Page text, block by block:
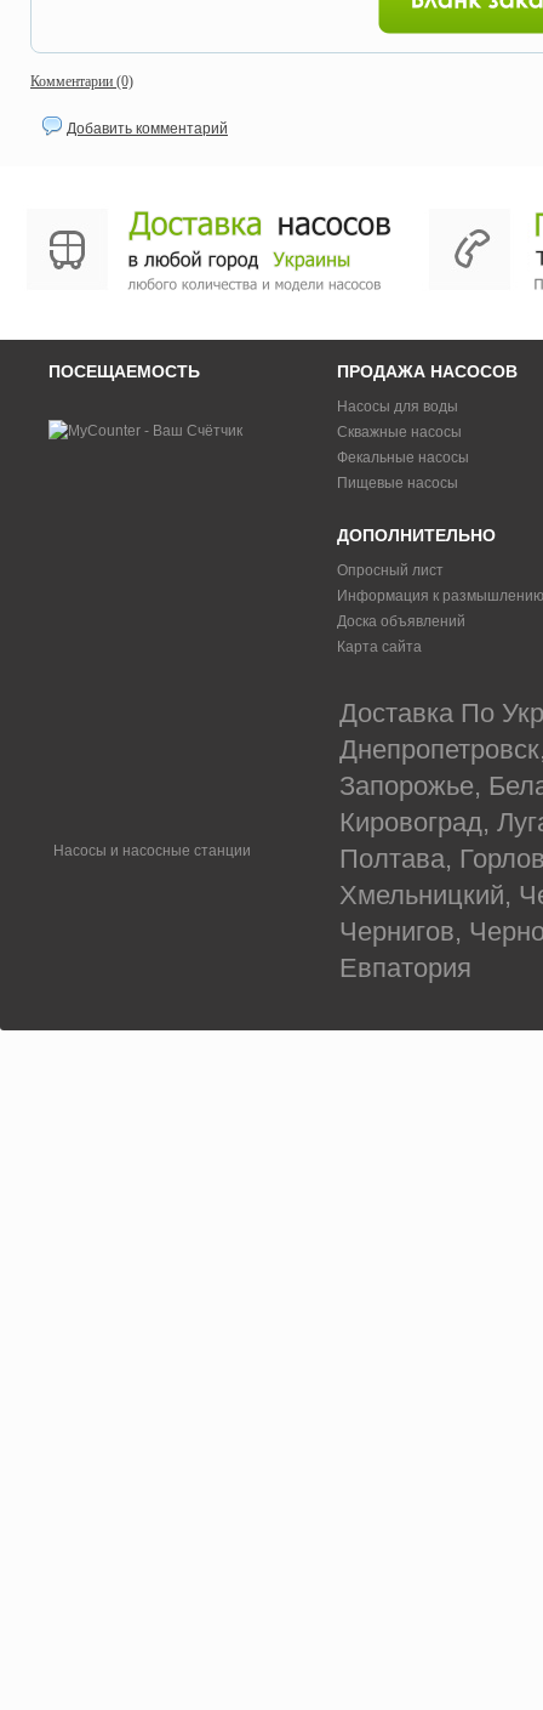
Комментарии (0)
Добавить комментарий
ПОСЕЩАЕМОСТЬ ПРОДАЖА НАСОСОВ
Насосы для воды
Скважные насосы
Фекальные насосы
Пищевые насосы
ДОПОЛНИТЕЛЬНО
Опросный лист
Информация к размышлению
Доска объявлений
Карта сайта
Насосы и насосные станции
Доставка По
Запорожье,
Кировоград,
Полтава,
Хмельницкий,
Чернигов,
Евпатория